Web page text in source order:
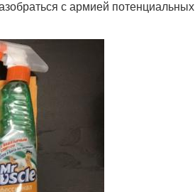
с армией потенциальных